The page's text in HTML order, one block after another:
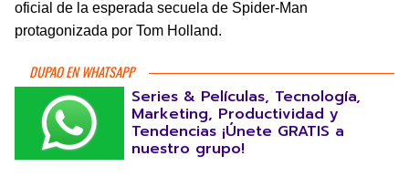
oficial de la esperada secuela de Spider-Man
protagonizada por Tom Holland.
DUPAO EN WHATSAPP
Series & Películas, Tecnología,
Marketing, Productividad y
Tendencias ¡Únete GRATIS a
nuestro grupo!